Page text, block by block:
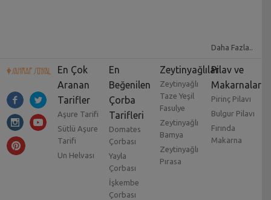
Daha Fazla..
En Çok
Aranan
Tarifler
Aşure Tarifi
Sütlü Aşure
Tarifi
Un Helvası
En
Beğenilen
Çorba
Tarifleri
Domates
Çorbası
Yayla
Çorbası
İşkembe
Çorbası
Zeytinyağlılar
Zeytinyağlı
Taze Yeşil
Fasulye
Zeytinyağlı
Bamya
Zeytinyağlı
Pırasa
Pilav ve
Makarnalar
Pirinç Pilavı
Bulgur Pilavı
Fırında
Makarna